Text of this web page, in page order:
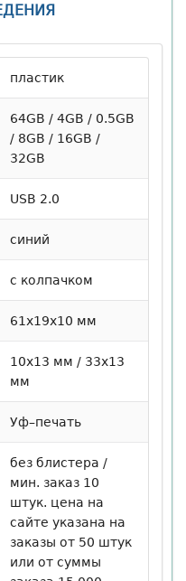
пластик
64GB / 4GB / 0.5GB
/ 8GB / 16GB /
32GB
USB 2.0
синий
с колпачком
61x19x10 мм
10x13 мм / 33x13
мм
Уф–печать
без блистера /
мин. заказ 10
штук. цена на
сайте указана на
заказы от 50 штук
или от суммы